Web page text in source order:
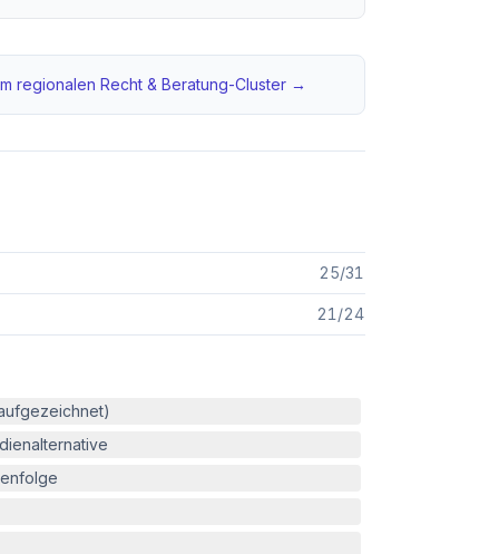
regionalen Recht & Beratung-Cluster →
25/31
21 /24